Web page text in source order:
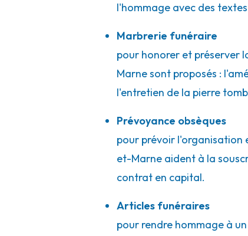
l'hommage avec des
Marbrerie funéraire
pour honorer et préserver
Marne sont proposés :
l'entretien de la pierre
Prévoyance obsèques
pour prévoir l'organisation
et-Marne aident à la
contrat en capital.
Articles funéraires
pour rendre hommage à